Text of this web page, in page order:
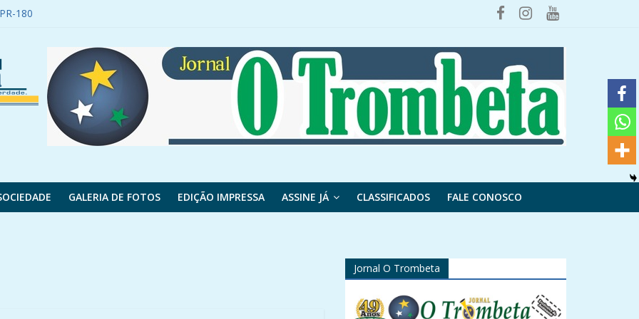
180
Beltrão se envolve em acidente
motocicleta após fugir de abordagem policial
GALERIA DE FOTOS EDIÇÃO IMPRESSA ASSINE JÁ CLASSIFICADOS FALE CONOSCO
Jornal O Trombeta